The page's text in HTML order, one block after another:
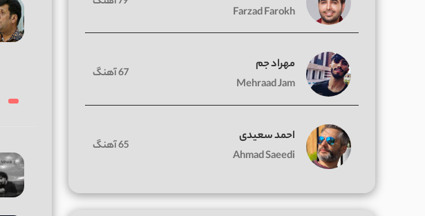
Farzad Farokh
مهراد جم
Mehraad Jam
67 آهنگ
احمد سعیدی
Ahmad Saeedi
65 آهنگ